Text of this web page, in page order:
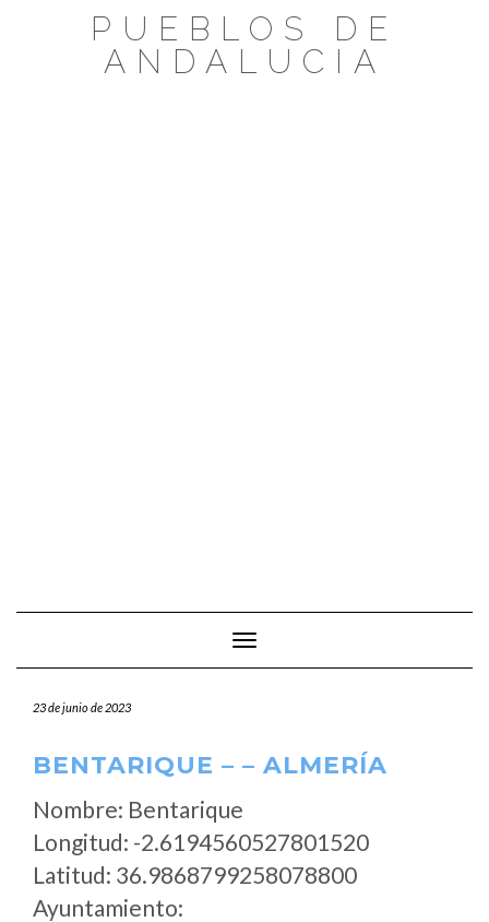
PUEBLOS DE
ANDALUCIA
Cambiar modo de navegación
23 de junio de 2023
BENTARIQUE – – ALMERÍA
Nombre: Bentarique
Longitud: -2.6194560527801520
Latitud: 36.9868799258078800
Ayuntamiento: